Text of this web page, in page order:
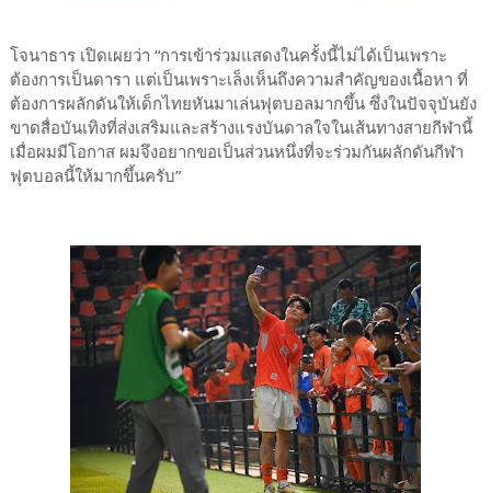
โจนาธาร เปิดเผยว่า “การเข้าร่วมแสดงในครั้งนี้ไม่ได้เป็นเพราะ
ต้องการเป็นดารา แต่เป็นเพราะเล็งเห็นถึงความสำคัญของเนื้อหา ที่
ต้องการผลักดันให้เด็กไทยหันมาเล่นฟุตบอลมากขึ้น ซึ่งในปัจจุบันยัง
ขาดสื่อบันเทิงที่ส่งเสริมและสร้างแรงบันดาลใจในเส้นทางสายกีฬานี้
เมื่อผมมีโอกาส ผมจึงอยากขอเป็นส่วนหนึ่งที่จะร่วมกันผลักดันกีฬา
ฟุตบอลนี้ให้มากขึ้นครับ”